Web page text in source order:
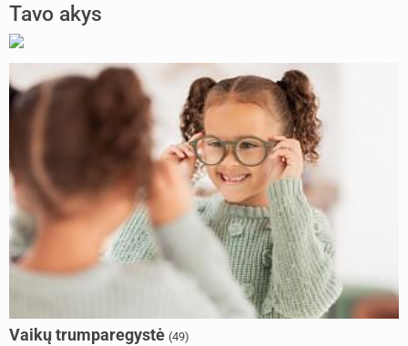
Tavo akys
Vaikų trumparegystė (49)